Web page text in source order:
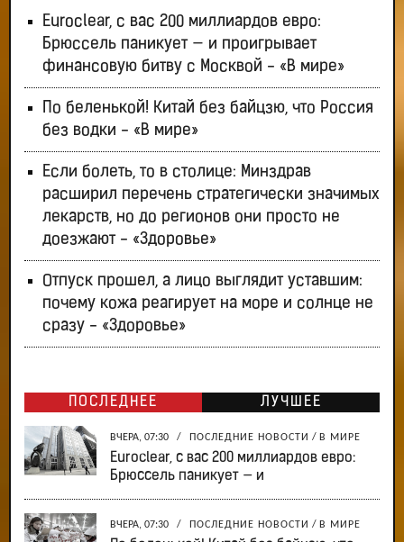
Euroclear, с вас 200 миллиардов евро:
Брюссель паникует — и проигрывает
финансовую битву с Москвой - «В мире»
По беленькой! Китай без байцзю, что Россия
без водки - «В мире»
Если болеть, то в столице: Минздрав
расширил перечень стратегически значимых
лекарств, но до регионов они просто не
доезжают - «Здоровье»
Отпуск прошел, а лицо выглядит уставшим:
почему кожа реагирует на море и солнце не
сразу - «Здоровье»
ПОСЛЕДНЕЕ ЛУЧШЕЕ
ВЧЕРА, 07:30 / ПОСЛЕДНИЕ НОВОСТИ / В МИРЕ
Euroclear, с вас 200 миллиардов евро:
Брюссель паникует — и
ВЧЕРА, 07:30 / ПОСЛЕДНИЕ НОВОСТИ / В МИРЕ